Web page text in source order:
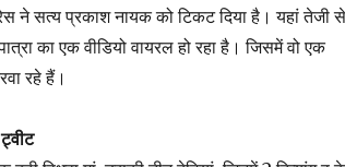
ने सत्य प्रकाश नायक को टिकट दिया है। यहां तेजी से
का एक वीडियो वायरल हो रहा है। जिसमें वो एक
रहे हैं।